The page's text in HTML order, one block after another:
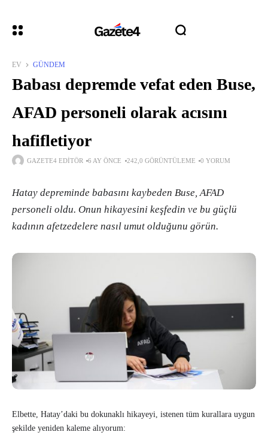
EV GÜNDEM
Babası depremde vefat eden Buse,
AFAD personeli olarak acısını
hafifletiyor
GAZETE4 EDITÖR 6 AY ÖNCE 242,0 GÖRÜNTÜLEME 0 YORUM
Hatay depreminde babasını kaybeden Buse, AFAD
personeli oldu. Onun hikayesini keşfedin ve bu güçlü
kadının afetzedelere nasıl umut olduğunu görün.
Elbette, Hatay’daki bu dokunaklı hikayeyi, istenen tüm kurallara uygun
şekilde yeniden kaleme alıyorum: